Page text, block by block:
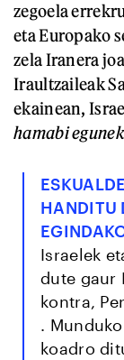
zegoela
eta Europako
zela Iranera
Iraultzaileak
ekainean,
hamabi
HANDITU
Israelek
dute gaur
kontra,
.
koadro